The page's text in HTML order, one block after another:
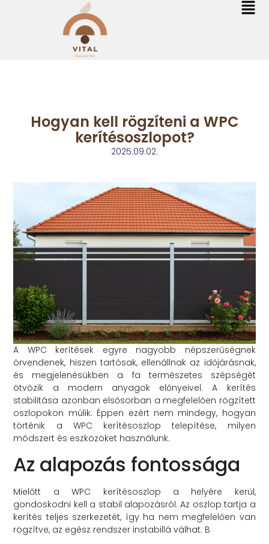
Hogyan kell rögzíteni a WPC
kerítésoszlopot?
2025.09.02.
A WPC kerítések egyre nagyobb népszerűségnek
örvendenek, hiszen tartósak, ellenállnak az időjárásnak,
és megjelenésükben a fa természetes szépségét
ötvözik a modern anyagok előnyeivel. A kerítés
stabilitása azonban elsősorban a megfelelően rögzített
oszlopokon múlik. Éppen ezért nem mindegy, hogyan
történik a WPC kerítésoszlop telepítése, milyen
módszert és eszközöket használunk.
Az alapozás fontossága
Mielőtt a WPC kerítésoszlop a helyére kerül,
gondoskodni kell a stabil alapozásról. Az oszlop tartja a
kerítés teljes szerkezetét, így ha nem megfelelően van
rögzítve, az egész rendszer instabillá válhat. B